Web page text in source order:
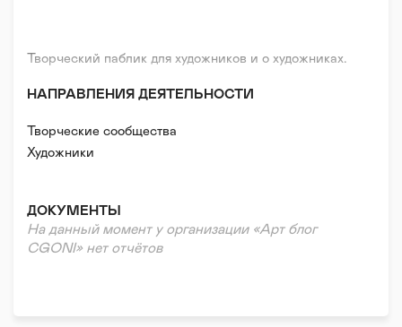
Творческий паблик для художников и о художниках.
НАПРАВЛЕНИЯ ДЕЯТЕЛЬНОСТИ
Творческие сообщества
Художники
ДОКУМЕНТЫ
На данный момент у организации «Арт блог
CGONI» нет отчётов